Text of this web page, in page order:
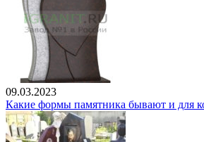
09.03.2023
Какие формы памятника бывают и для